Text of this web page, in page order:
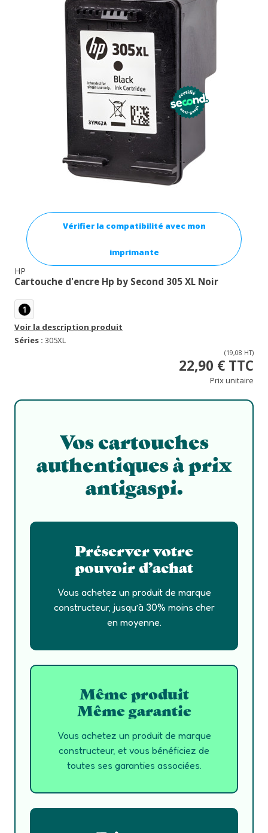
Vérifier la compatibilité avec mon
imprimante
HP
Cartouche d'encre Hp by Second 305 XL Noir
1
Voir la description produit
Séries : 305XL
(19,08 HT)
22,90 € TTC
Prix unitaire
Vos cartouches
authentiques à prix
antigaspi.
Préserver votre
pouvoir d’achat
Vous achetez un produit de marque
constructeur, jusqu’à 30% moins cher
en moyenne.
Même produit
Même garantie
Vous achetez un produit de marque
constructeur, et vous bénéficiez de
toutes ses garanties associées.